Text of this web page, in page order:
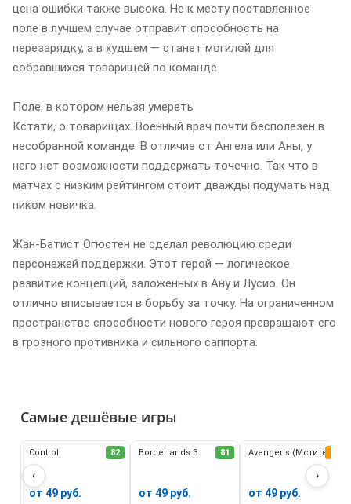
цена ошибки также высока. Не к месту поставленное
поле в лучшем случае отправит способность на
перезарядку, а в худшем — станет могилой для
собравшихся товарищей по команде.
Поле, в котором нельзя умереть
Кстати, о товарищах. Военный врач почти бесполезен в
несобранной команде. В отличие от Ангела или Аны, у
него нет возможности поддержать точечно. Так что в
матчах с низким рейтингом стоит дважды подумать над
пиком новичка.
Жан-Батист Огюстен не сделал революцию среди
персонажей поддержки. Этот герой — логическое
развитие концепций, заложенных в Ану и Лусио. Он
отлично вписывается в борьбу за точку. На ограниченном
пространстве способности нового героя превращают его
в грозного противника и сильного саппорта.
Самые дешёвые игры
‹ ›
82
Control
от 49 руб.
81
Borderlands 3
от 49 руб.
Avenger's (Мстители)
от 49 руб.